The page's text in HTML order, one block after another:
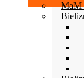
MaM